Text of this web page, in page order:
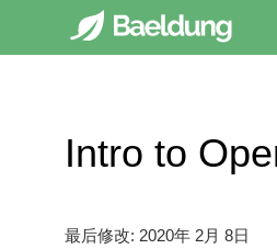
Intro to
最后修改: 2020年 2月 8日